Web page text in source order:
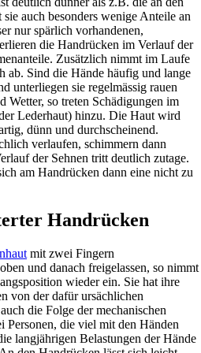
auch besonders wenige Anteile an
nur spärlich vorhandenen,
die Handrücken im Verlauf der
Zusätzlich nimmt im Laufe
ab. Sind die Hände häufig und lange
unterliegen sie regelmässig rauen
so treten Schädigungen im
Lederhaut) hinzu. Die Haut wird
dünn und durchscheinend.
verlaufen, schimmern dann
der Sehnen tritt deutlich zutage.
am Handrücken dann eine nicht zu
Handrücken
mit zwei Fingern
und danach freigelassen, so nimmt
wieder ein. Sie hat ihre
von der dafür ursächlichen
die Folge der mechanischen
Personen, die viel mit den Händen
langjährigen Belastungen der Hände